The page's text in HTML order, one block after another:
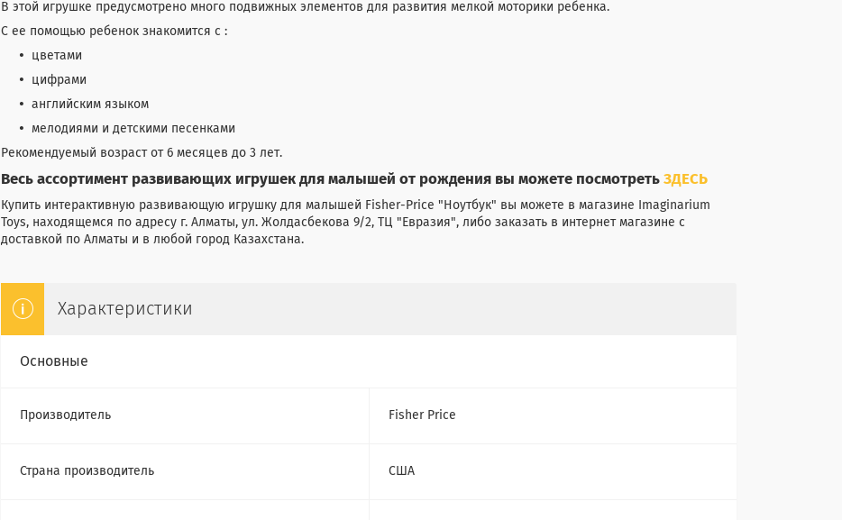
В этой игрушке предусмотрено много подвижных элементов для развития мелкой моторики ребенка.
С ее помощью ребенок знакомится с :
цветами
цифрами
английским языком
мелодиями и детскими песенками
Рекомендуемый возраст от 6 месяцев до 3 лет.
Весь ассортимент развивающих игрушек для малышей от рождения вы можете посмотреть ЗДЕСЬ
Купить интерактивную развивающую игрушку для малышей Fisher-Price "Ноутбук" вы можете в магазине Imaginarium
Toys, находящемся по адресу г. Алматы, ул. Жолдасбекова 9/2, ТЦ "Евразия", либо заказать в интернет магазине с
доставкой по Алматы и в любой город Казахстана.
Характеристики
Основные
Производитель Fisher Price
Страна производитель США